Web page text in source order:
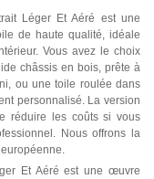
Léger Et Aéré est une
de haute qualité, idéale
Vous avez le choix
châssis en bois, prête à
ou une toile roulée dans
personnalisé. La version
réduire les coûts si vous
Nous offrons la
Et Aéré est une œuvre